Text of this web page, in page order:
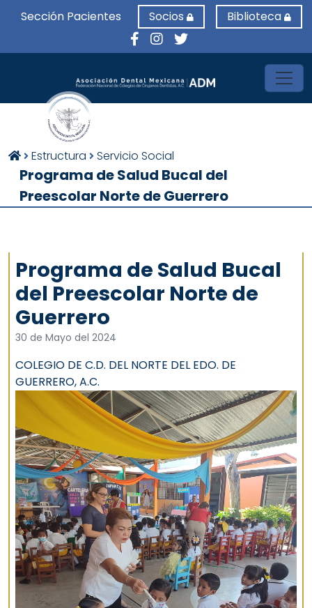
Sección Pacientes Socios Biblioteca
Estructura Servicio Social
Programa de Salud Bucal del
Preescolar Norte de Guerrero
Programa de Salud Bucal
del Preescolar Norte de
Guerrero
30 de Mayo del 2024
COLEGIO DE C.D. DEL NORTE DEL EDO. DE
GUERRERO, A.C.